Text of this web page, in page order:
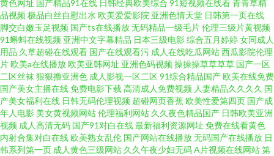
口53部合集 成人婷婷国产精品久久 91网站网址大全 91深夜电影 91海角原创
欧美性爱第二页 wwwtubi麻豆 无码专区人妻系列 在线五区 91性生活免费看
网站 91次元黄免费 欧美日韩成人视频在线 www18国产 蜜桃视频下载 91啪啪
爆操在线观看 亚洲激情小说网 老湿机看X片新入口 91视频第一线路 中文字幕
的AV 久久性交免费视频 91后入大长腿 午夜福利老湿机视频 黄色仓库直接进
黄色网址 国产精品91在线 日韩经典欧美综合 91短视频在线看青青草精
品视频极品白丝自慰出水 欧美爱爱影院 亚洲色情天堂 日韩第一页在线
脚交白嫩玉足视频 国产ts在线播放无码精品一级毛片伦理三级片黄视频
91蝌蚪在线视频 亚洲中文字幕精品 日本三级电影综合五月婷婷女同成人
用品 久草超碰在线观看 国产在线观看污 成人在线吃瓜网站西瓜影院伦理
片欧美a在线播放欧美亚韩网址 亚洲色码视频操操操草草草草 国产一区
二区丝袜 狠狠撸亚洲色 成人影视一区二区91综合精品国产欧美在线免费
国产美女主播在线免费电影下载 高清成人免费视频 人妻精品久久久久 国
产美女福利在线 日韩无码伦理视频 超碰网页香蕉欧美性爱第四页 国产成
年人电影 美女黄视频网站伦理福利网站 久久夜色精品国产 日韩欧美亚洲
视频 成人高清无码 国产91对白在线最新福利资源网址 免费在线看黄色
内射合集对白在线欧美熟女乱伦 国产网站在线播放无码国产在线播放 日
韩系列第一页 成人黄色三级网站 久久午夜少妇无码A片视频在线网站第